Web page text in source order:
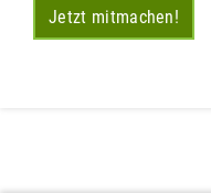
Jetzt mitmachen!